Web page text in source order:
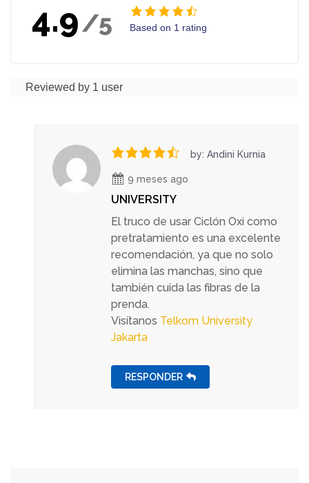
4.9/5 Based on 1 rating
Reviewed by 1 user
by: Andini Kurnia
9 meses ago
UNIVERSITY
El truco de usar Ciclón Oxi como
pretratamiento es una excelente
recomendación, ya que no solo
elimina las manchas, sino que
también cuida las fibras de la
prenda.
Visítanos Telkom University
Jakarta
RESPONDER